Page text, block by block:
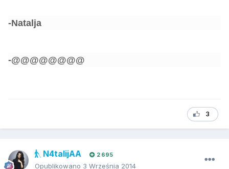
-Natalja
-@@@@@@@@
3
N4talijAA 2 695
Opublikowano 3 Września 2014